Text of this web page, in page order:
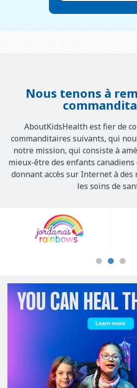
Nous tenons à
AboutKidsHealth est fier de
commanditaires suivants, qui
notre mission, qui consiste à
mieux-être des enfants
donnant accès sur Internet à
les soins de
Sponsors